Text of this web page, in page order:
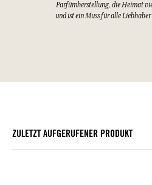
Parfümherstellung, die Heimat
und ist ein Muss für alle
ZULETZT AUFGERUFENER PRODUKT